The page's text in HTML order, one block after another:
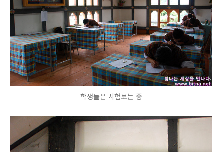
학생들은 시험보는 중